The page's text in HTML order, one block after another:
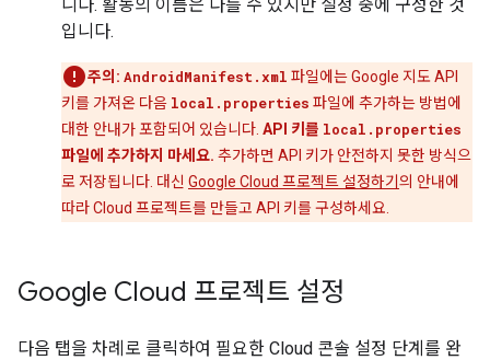
니다. 활동의 이름은 다를 수 있지만 설정 중에 구성한 것
입니다.
주의: AndroidManifest.xml 파일에는 Google 지도 API
키를 가져온 다음 local.properties 파일에 추가하는 방법에
대한 안내가 포함되어 있습니다. API 키를 local.properties
파일에 추가하지 마세요. 추가하면 API 키가 안전하지 못한 방식으
로 저장됩니다. 대신 Google Cloud 프로젝트 설정하기 의 안내에
따라 Cloud 프로젝트를 만들고 API 키를 구성하세요.
Google Cloud 프로젝트 설정
다음 탭을 차례로 클릭하여 필요한 Cloud 콘솔 설정 단계를 완